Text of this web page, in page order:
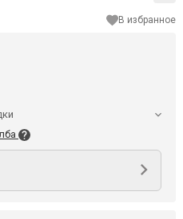
В избранное